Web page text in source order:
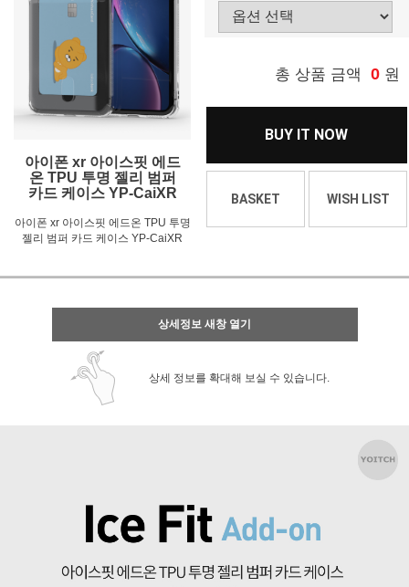
아이폰 xr 아이스핏 에드
온 TPU 투명 젤리 범퍼
카드 케이스 YP-CaiXR
아이폰 xr 아이스핏 에드온 TPU 투명
젤리 범퍼 카드 케이스 YP-CaiXR
총 상품 금액 0 원
BUY IT NOW
BASKET WISH LIST
상세정보 새창 열기
상세 정보를 확대해 보실 수 있습니다.